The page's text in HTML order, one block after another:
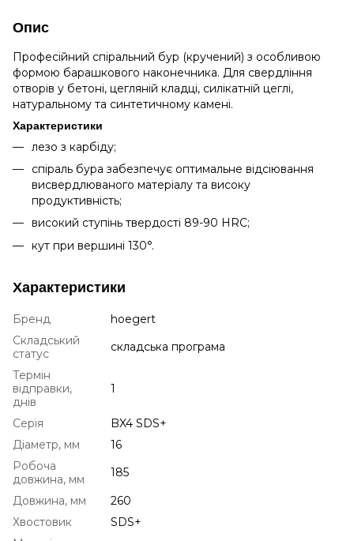
Опис
Професійний спіральний бур (кручений) з особливою
формою барашкового наконечника. Для свердління
отворів у бетоні, цегляній кладці, силікатній цеглі,
натуральному та синтетичному камені.
Характеристики
лезо з карбіду;
спіраль бура забезпечує оптимальне відсіювання
висвердлюваного матеріалу та високу
продуктивність;
високий ступінь твердості 89-90 HRC;
кут при вершині 130°.
Характеристики
Бренд
hoegert
Складський
статус
складська програма
Термін
відправки,
днів
1
Серія
BX4 SDS+
Діаметр, мм
16
Робоча
довжина, мм
185
Довжина, мм
260
Хвостовик
SDS+